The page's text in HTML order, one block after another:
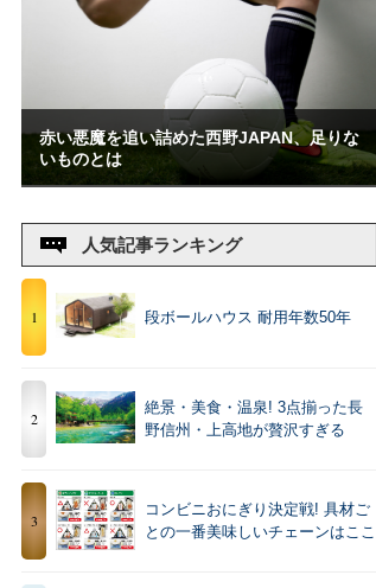
赤い悪魔を追い詰めた西野JAPAN、足りな
いものとは
人気記事ランキング
1 段ボールハウス 耐用年数50年
2
絶景・美食・温泉! 3点揃った長
野信州・上高地が贅沢すぎる
3
コンビニおにぎり決定戦! 具材ご
との一番美味しいチェーンはここ